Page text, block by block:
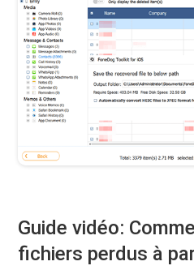
Guide vidéo:
fichiers perdus à